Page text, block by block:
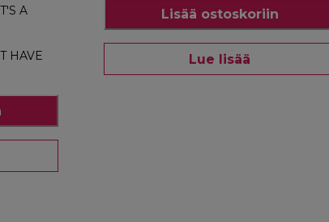
A
HAVE
Lisää ostoskoriin
Lue lisää